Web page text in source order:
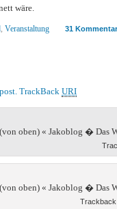
wäre.
, Veranstaltung 31
TrackBack URI
oben) « Jakoblog � Das
oben) « Jakoblog � Das